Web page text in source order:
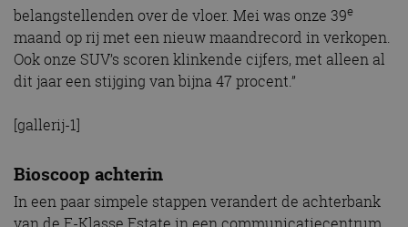
belangstellenden over de vloer. Mei was onze 39e
maand op rij met een nieuw maandrecord in verkopen.
Ook onze SUV’s scoren klinkende cijfers, met alleen al
dit jaar een stijging van bijna 47 procent.”
[gallerij-1]
Bioscoop achterin
In een paar simpele stappen verandert de achterbank
van de E-Klasse Estate in een communicatiecentrum